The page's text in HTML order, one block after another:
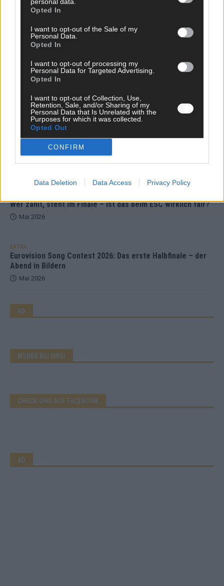
Opted In
I want to opt-out of the Sale of my
Personal Data.
Opted In
I want to opt-out of processing my
Personal Data for Targeted Advertising.
Opted In
I want to opt-out of Collection, Use,
Retention, Sale, and/or Sharing of my
Personal Data that Is Unrelated with the
Purposes for which it was collected.
Opted Out
CONFIRM
Data Deletion Data Access Privacy Policy
KOMMENTAR
aufgestiegen – alle 25 Acts im Kurzcheck
Mai 2026
KOMMENTAR
JJ hat den Abend gerettet – der Rest des ESC-Halbfinales
Mai 2026
ESC-Halbfinale 2: Das sagen die Wettquoten – vier sicher,
sechs zittern, einer chancenlos!
Mai 2026
Wer zahlt, steht im Finale – ist das beim ESC wirklich fair?
Mai 2026
EXTRA
Eurovision Song Contest 2026: Das erste Halbfinale – der
Abend in Bildern
Mai 2026
AD
WERBE BEI UNS!
CHECK UNS AUF FACEBOOK
AD